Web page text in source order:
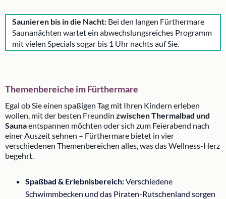
Saunieren bis in die Nacht: Bei den langen Fürthermare
Saunanächten wartet ein abwechslungsreiches Programm
mit vielen Specials sogar bis 1 Uhr nachts auf Sie.
Themenbereiche im Fürthermare
Egal ob Sie einen spaßigen Tag mit Ihren Kindern erleben
wollen, mit der besten Freundin zwischen Thermalbad und
Saunaentspannen möchten oder sich zum Feierabend nach
einer Auszeit sehnen – Fürthermare bietet in vier
verschiedenen Themenbereichen alles, was das Wellness-Herz
begehrt.
Spaßbad & Erlebnisbereich:Verschiedene
Schwimmbecken und das Piraten-Rutschenland sorgen